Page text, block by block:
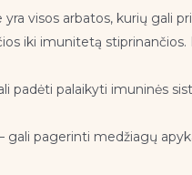
yra visos arbatos, kurių gali
iki imunitetą stiprinančios.
padėti palaikyti imuninės
gali pagerinti medžiagų